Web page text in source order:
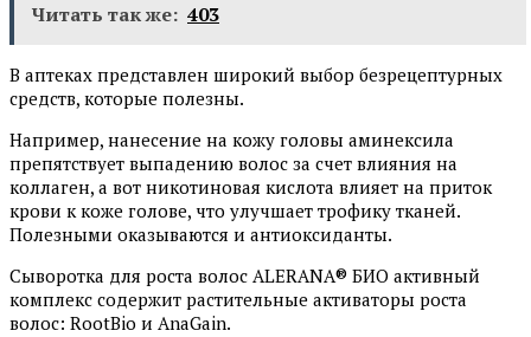
Читать так же: 403
В аптеках представлен широкий выбор безрецептурных
средств, которые полезны.
Например, нанесение на кожу головы аминексила
препятствует выпадению волос за счет влияния на
коллаген, а вот никотиновая кислота влияет на приток
крови к коже голове, что улучшает трофику тканей.
Полезными оказываются и антиоксиданты.
Сыворотка для роста волос ALERANA® БИО активный
комплекс содержит растительные активаторы роста
волос: RootBio и AnaGain.